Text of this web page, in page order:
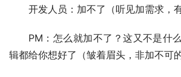
开发人员：加不了（听见加需求，
PM：怎么就加不了？这又不是什
辑都给你想好了（皱着眉头，非加不可的